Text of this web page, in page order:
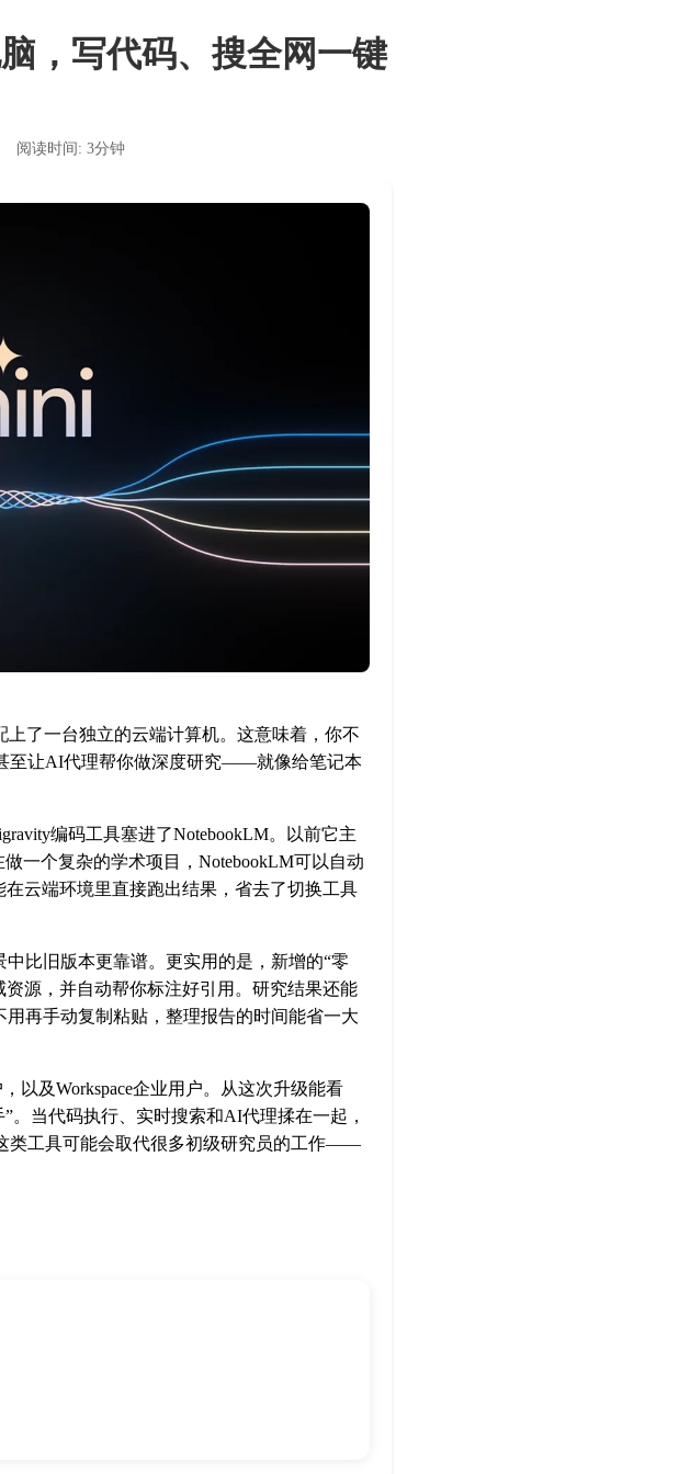
，写代码、搜全网一键
阅读时间: 3分钟
了一台独立的云端计算机。这意味着，你不
至让AI代理帮你做深度研究——就像给笔记本
编码工具塞进了NotebookLM。以前它主
一个复杂的学术项目，NotebookLM可以自动
云端环境里直接跑出结果，省去了切换工具
比旧版本更靠谱。更实用的是，新增的“零
源，并自动帮你标注好引用。研究结果还能
再手动复制粘贴，整理报告的时间能省一大
以及Workspace企业用户。从这次升级能看
。当代码执行、实时搜索和AI代理揉在一起，
类工具可能会取代很多初级研究员的工作——